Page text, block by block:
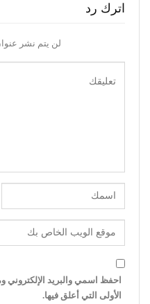
اترك رد
لن يتم نشر
احفظ اسمي والبريد
الأولى التي أعلق فيها.